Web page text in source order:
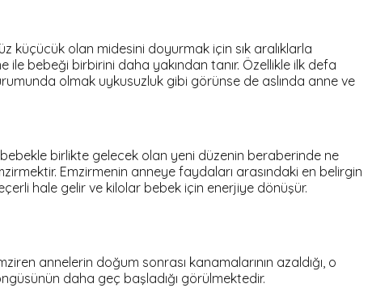
küçücük olan midesini doyurmak için sık aralıklarla
bebeği birbirini daha yakından tanır. Özellikle ilk defa
olmak uykusuzluk gibi görünse de aslında anne ve
birlikte gelecek olan yeni düzenin beraberinde ne
Emzirmenin anneye faydaları arasındaki en belirgin
hale gelir ve kilolar bebek için enerjiye dönüşür.
annelerin doğum sonrası kanamalarının azaldığı, o
daha geç başladığı görülmektedir.